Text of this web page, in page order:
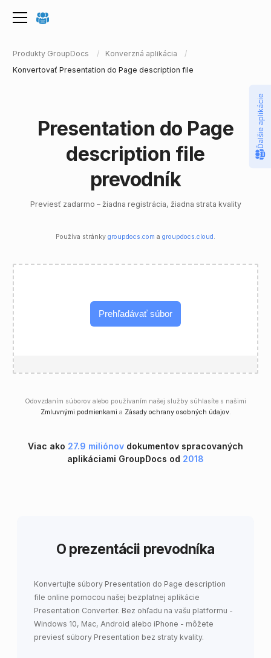
Produkty GroupDocs
Konverzná aplikácia
Konvertovať Presentation do Page description file
Presentation do Page
description file
prevodník
Previesť zadarmo – žiadna registrácia, žiadna strata kvality
Používa stránky groupdocs.com a groupdocs.cloud .
Prehľadávať súbor
Odovzdaním súborov alebo používaním našej služby súhlasíte s našimi
Zmluvnými podmienkami a Zásady ochrany osobných údajov.
Viac ako 27.9 miliónov dokumentov spracovaných
aplikáciami GroupDocs od 2018
O prezentácii prevodníka
Konvertujte súbory Presentation do Page description
file online pomocou našej bezplatnej aplikácie
Presentation Converter. Bez ohľadu na vašu platformu -
Windows 10, Mac, Android alebo iPhone - môžete
previesť súbory Presentation bez straty kvality.
Ďalšie aplikácie